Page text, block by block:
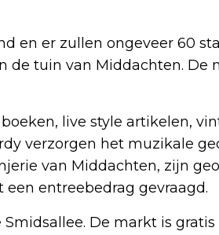
en er zullen ongeveer 60
de tuin van Middachten. De
live style artikelen,
verzorgen het muzikale
van Middachten, zijn
een entreebedrag gevraagd.
De markt is gratis